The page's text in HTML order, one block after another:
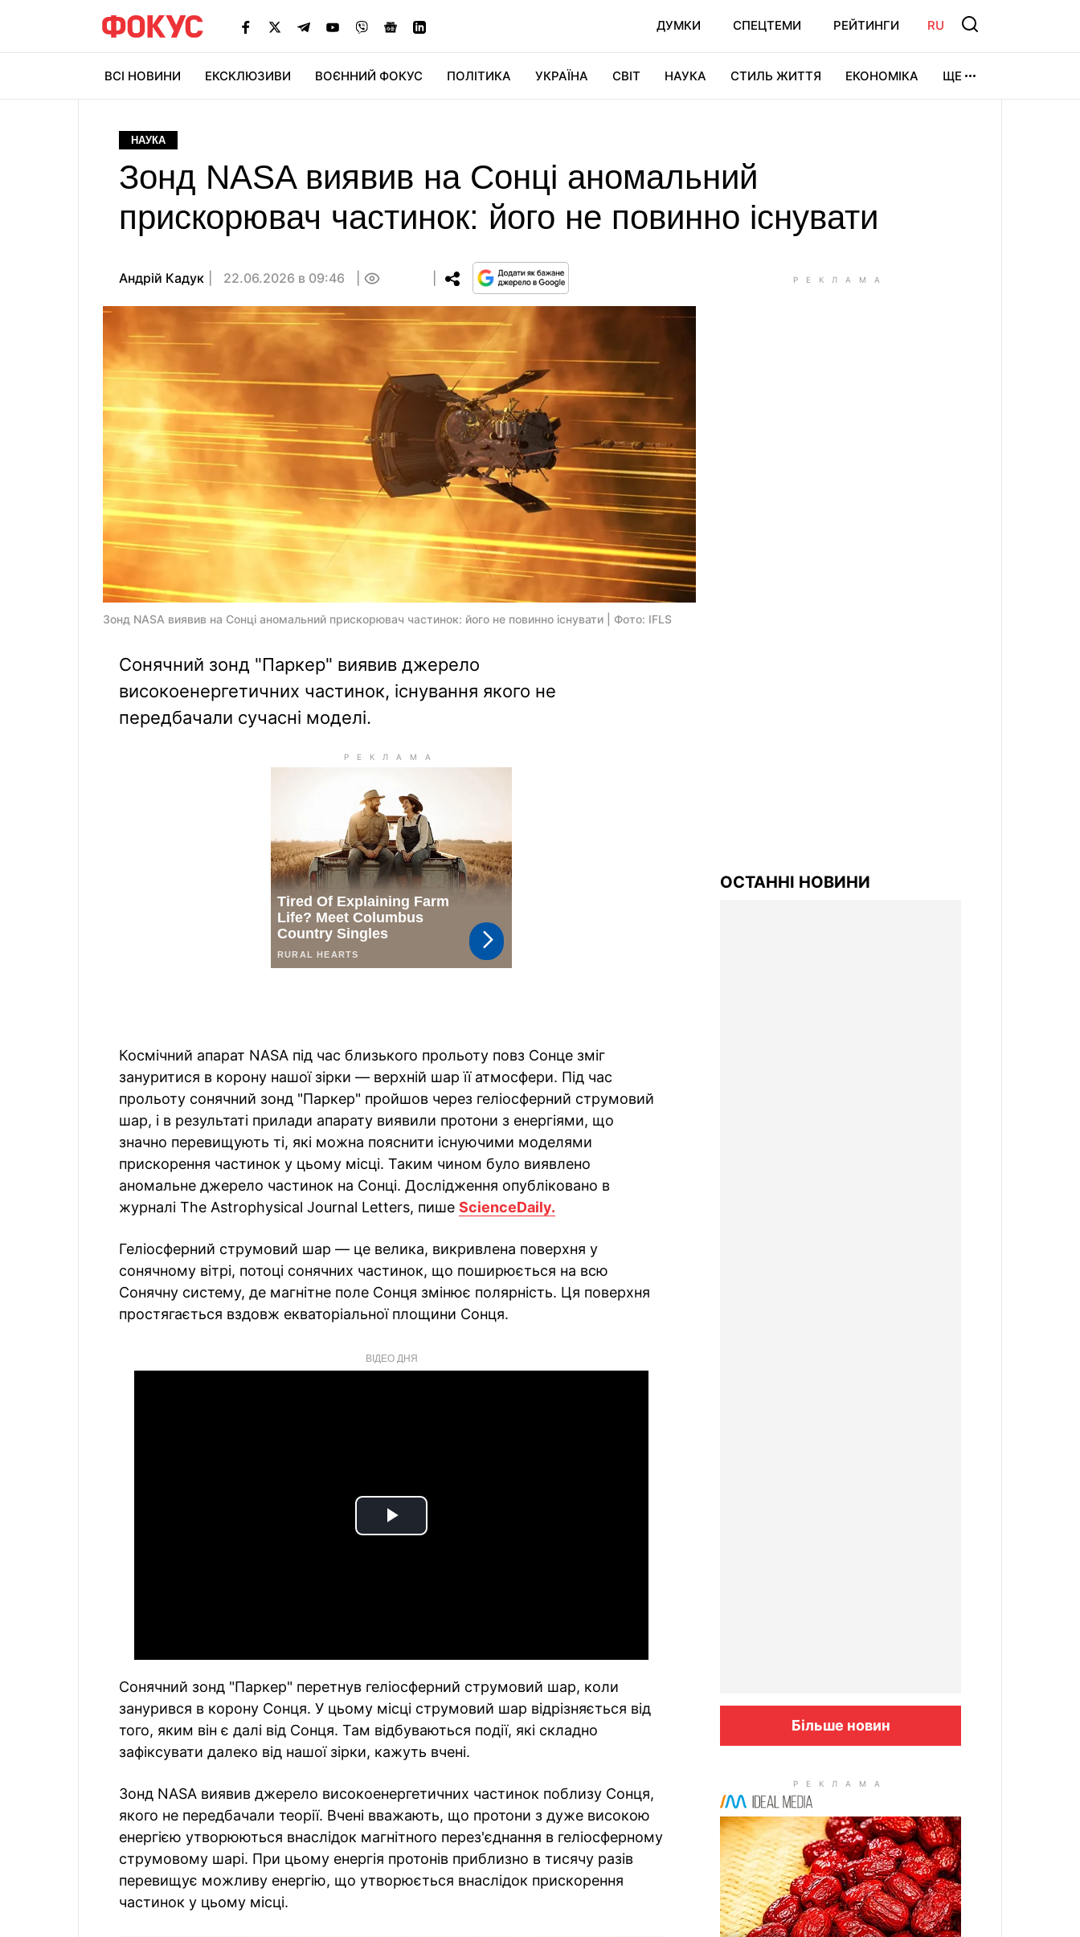
ДУМКИ СПЕЦТЕМИ РЕЙТИНГИ RU
ВСІ НОВИНИ ЕКСКЛЮЗИВИ ВОЄННИЙ ФОКУС ПОЛІТИКА УКРАЇНА СВІТ НАУКА СТИЛЬ ЖИТТЯ ЕКОНОМІКА ЩЕ
НАУКА
Зонд NASA виявив на Сонці аномальний
прискорювач частинок: його не повинно існувати
Андрій Кадук 22.06.2026 в 09:46
Зонд NASA виявив на Сонці аномальний прискорювач частинок: його не повинно існувати | Фото: IFLS
Сонячний зонд "Паркер" виявив джерело
високоенергетичних частинок, існування якого не
передбачали сучасні моделі.
Космічний апарат NASA під час близького прольоту повз Сонце зміг
зануритися в корону нашої зірки — верхній шар її атмосфери. Під час
прольоту сонячний зонд "Паркер" пройшов через геліосферний струмовий
шар, і в результаті прилади апарату виявили протони з енергіями, що
значно перевищують ті, які можна пояснити існуючими моделями
прискорення частинок у цьому місці. Таким чином було виявлено
аномальне джерело частинок на Сонці. Дослідження опубліковано в
журналі The Astrophysical Journal Letters, пише ScienceDaily.
Геліосферний струмовий шар — це велика, викривлена поверхня у
сонячному вітрі, потоці сонячних частинок, що поширюється на всю
Сонячну систему, де магнітне поле Сонця змінює полярність. Ця поверхня
простягається вздовж екваторіальної площини Сонця.
ВІДЕО ДНЯ
Play
Сонячний зонд "Паркер" перетнув геліосферний струмовий шар, коли
занурився в корону Сонця. У цьому місці струмовий шар відрізняється від
того, яким він є далі від Сонця. Там відбуваються події, які складно
зафіксувати далеко від нашої зірки, кажуть вчені.
Зонд NASA виявив джерело високоенергетичних частинок поблизу Сонця,
якого не передбачали теорії. Вчені вважають, що протони з дуже високою
енергією утворюються внаслідок магнітного перез'єднання в геліосферному
струмовому шарі. При цьому енергія протонів приблизно в тисячу разів
перевищує можливу енергію, що утворюється внаслідок прискорення
частинок у цьому місці.
ОСТАННІ НОВИНИ
Більше новин